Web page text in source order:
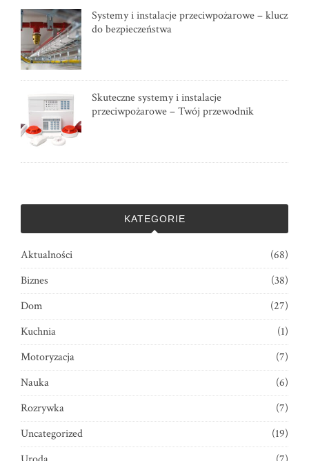
Systemy i instalacje przeciwpożarowe – klucz
do bezpieczeństwa
Skuteczne systemy i instalacje
przeciwpożarowe – Twój przewodnik
KATEGORIE
Aktualności
(68)
Biznes
(38)
Dom
(27)
Kuchnia
(1)
Motoryzacja
(7)
Nauka
(6)
Rozrywka
(7)
Uncategorized
(19)